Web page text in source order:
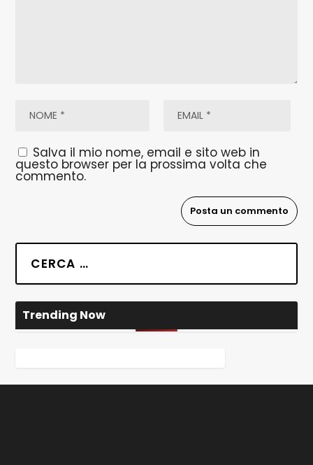
Salva il mio nome, email e sito web in
questo browser per la prossima volta che
commento.
Trending Now